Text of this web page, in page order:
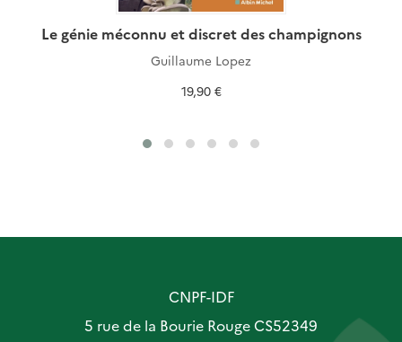
Le génie méconnu et discret des champignons
Guillaume Lopez
19,90 €
CNPF-IDF
5 rue de la Bourie Rouge CS52349